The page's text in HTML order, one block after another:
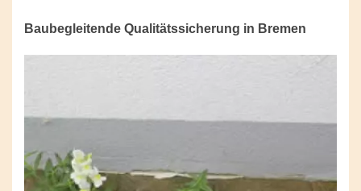
Baubegleitende Qualitätssicherung in Bremen